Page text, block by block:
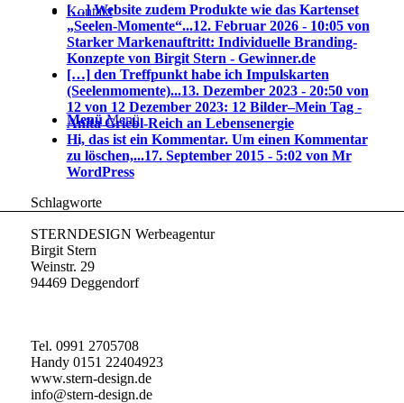
Kontakt
Menü Menü
[…] Website zudem Produkte wie das Kartenset
„Seelen-Momente“...12. Februar 2026 - 10:05 von
Starker Markenauftritt: Individuelle Branding-
Konzepte von Birgit Stern - Gewinner.de
[…] den Treffpunkt habe ich Impulskarten
(Seelenmomente)...13. Dezember 2023 - 20:50 von
12 von 12 Dezember 2023: 12 Bilder–Mein Tag -
Anita Griebl-Reich an Lebensenergie
Hi, das ist ein Kommentar. Um einen Kommentar
zu löschen,...17. September 2015 - 5:02 von Mr
WordPress
Schlagworte
STERNDESIGN Werbeagentur
Birgit Stern
Weinstr. 29
94469 Deggendorf
Tel. 0991 2705708
Handy 0151 22404923
www.stern-design.de
info@stern-design.de